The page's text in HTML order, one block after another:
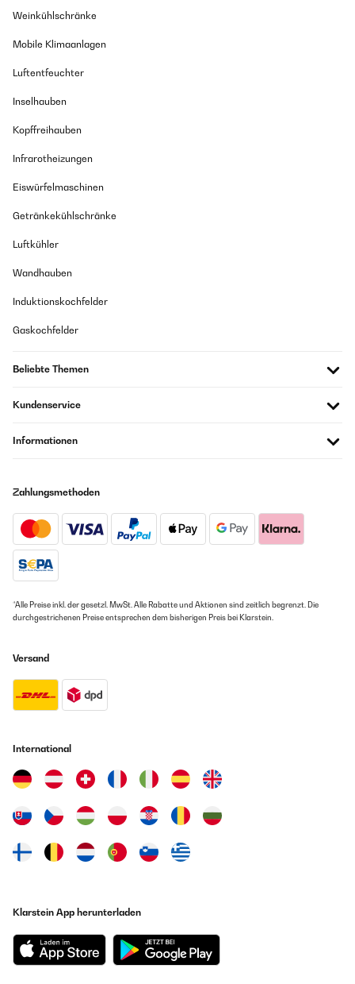
Weinkühlschränke
Mobile Klimaanlagen
Luftentfeuchter
Inselhauben
Kopffreihauben
Infrarotheizungen
Eiswürfelmaschinen
Getränkekühlschränke
Luftkühler
Wandhauben
Induktionskochfelder
Gaskochfelder
Beliebte Themen
Kundenservice
Informationen
Zahlungsmethoden
*Alle Preise inkl. der gesetzl. MwSt. Alle Rabatte und Aktionen sind zeitlich begrenzt. Die
durchgestrichenen Preise entsprechen dem bisherigen Preis bei Klarstein.
Versand
International
Klarstein App herunterladen